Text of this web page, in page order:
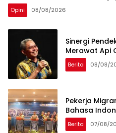
Opini 08/08/2026
Sinergi
Merawat Api
Berita 08/08/
Pekerja
Bahasa
Berita 07/08/